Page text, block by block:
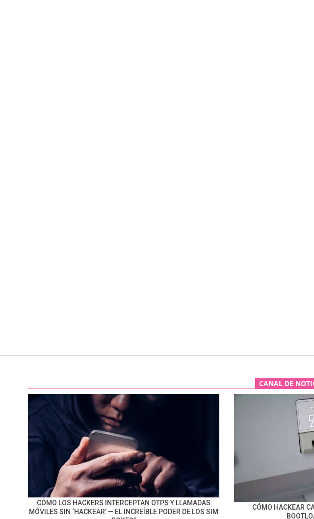
CANAL DE
CÓMO LOS HACKERS INTERCEPTAN OTPS Y LLAMADAS
MÓVILES SIN ‘HACKEAR’ — EL INCREÍBLE PODER DE LOS SIM
CÓMO HACKEAR